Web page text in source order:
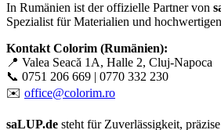
In Rumänien ist der offizielle Partner von
Spezialist für Materialien und
Kontakt Colorim (Rumänien):
📍 Valea Seacă 1A, Halle 2, Cluj-Napoca
📞 0751 206 669 | 0770 332 230
✉️ office@colorim.ro
saLUP.de steht für Zuverlässigkeit,